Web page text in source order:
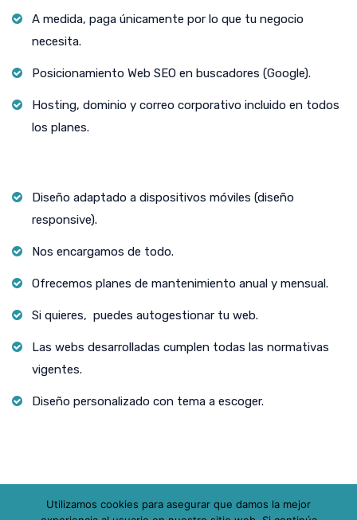
A medida, paga únicamente por lo que tu negocio
necesita.
Posicionamiento Web SEO en buscadores (Google).
Hosting, dominio y correo corporativo incluido en todos
los planes.
Diseño adaptado a dispositivos móviles (diseño
responsive).
Nos encargamos de todo.
Ofrecemos planes de mantenimiento anual y mensual.
Si quieres, puedes autogestionar tu web.
Las webs desarrolladas cumplen todas las normativas
vigentes.
Diseño personalizado con tema a escoger.
Utilizamos cookies para asegurar que damos la mejor